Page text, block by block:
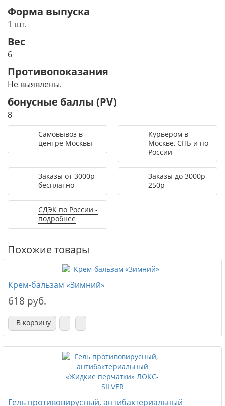
Форма выпуска
1 шт.
Вес
6
Противопоказания
Не выявлены.
бонусные баллы (PV)
8
Самовывоз в
центре Москвы
Курьером в
Москве, СПБ и по
России
Заказы от 3000р-
бесплатно
Заказы до 3000р -
250р
СДЭК по России -
подробнее
Похожие товары
Крем-бальзам «Зимний»
618 руб.
В корзину
Гель противовирусный, антибактериальный